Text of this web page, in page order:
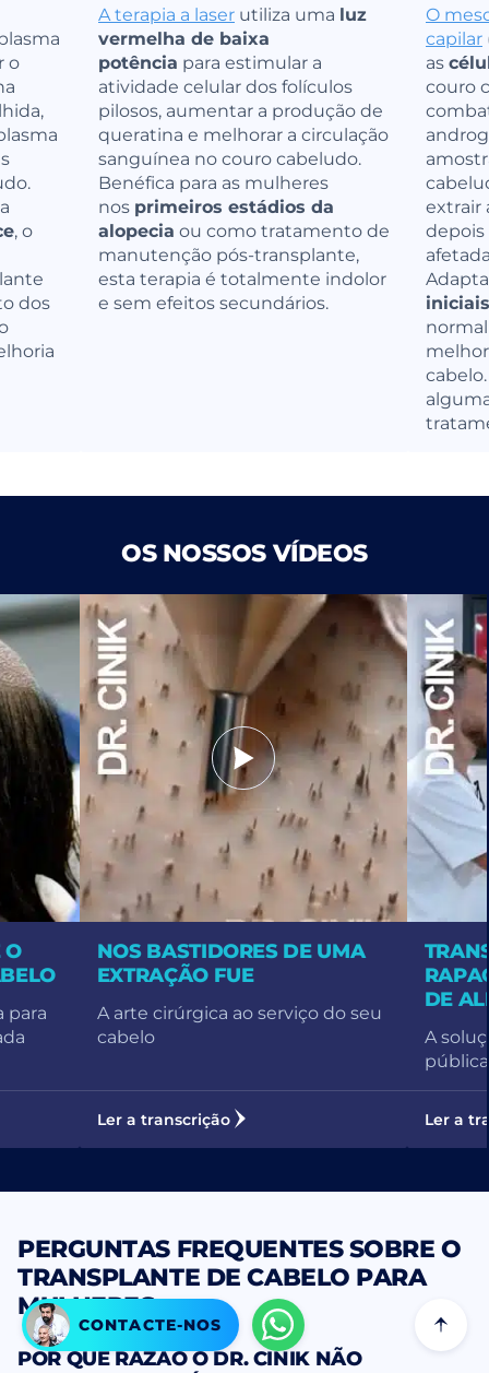
o
, o
dos
A terapia a laser utiliza uma luz
vermelha de baixa
potência para estimular a
atividade celular dos folículos
pilosos, aumentar a produção de
queratina e melhorar a circulação
sanguínea no couro cabeludo.
Benéfica para as mulheres
nos primeiros estádios da
alopecia ou como tratamento de
manutenção pós-transplante,
esta terapia é totalmente indolor
e sem efeitos secundários.
O
capilar
as
couro
extrair
depois
iniciais
OS NOSSOS VÍDEOS
O
para
NOS BASTIDORES DE UMA
EXTRAÇÃO FUE
A arte cirúrgica ao serviço do seu
cabelo
Ler a transcrição
DE
A
Ler a
PERGUNTAS FREQUENTES SOBRE O
TRANSPLANTE DE CABELO PARA
MULHERES
POR QUE RAZÃO O DR. CINIK NÃO
CONTACTE-NOS